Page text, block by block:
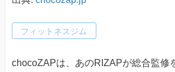
フィットネスジム
chocoZAPは、あのRIZAPが総合監修